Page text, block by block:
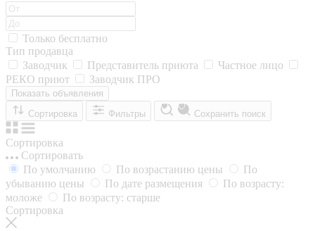
Только бесплатно
Тип продавца
Заводчик
Представитель приюта
Частное лицо
РЕКО приют
Заводчик ПРО
Показать объявления
Сортировка
Фильтры Сохранить поиск
Сортировка
Сортировать
По умолчанию
По возрастанию цены
По
убыванию цены
По дате размещения
По возрасту:
моложе
По возрасту: старше
Сортировка